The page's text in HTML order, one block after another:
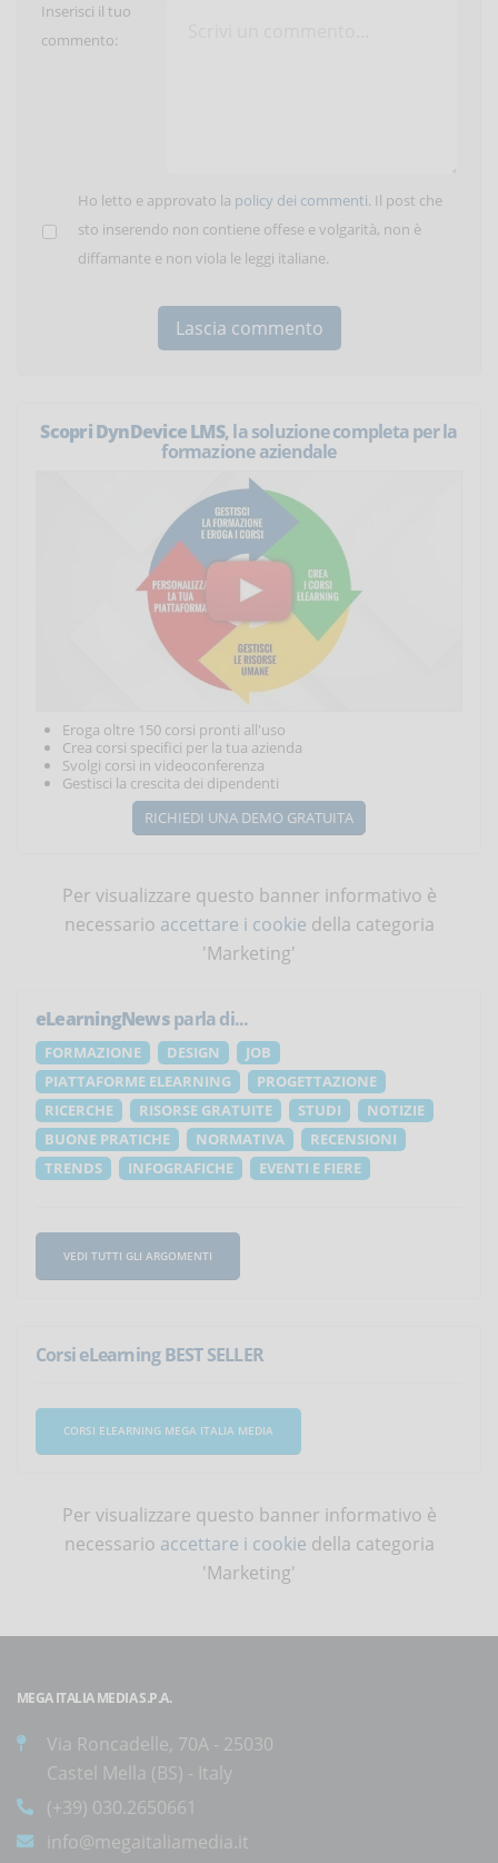
Inserisci il tuo
commento:
Ho letto e approvato la policy dei commenti. Il post che
sto inserendo non contiene offese e volgarità, non è
diffamante e non viola le leggi italiane.
Scopri DynDevice LMS, la soluzione completa per la
formazione aziendale
Eroga oltre 150 corsi pronti all'uso
Crea corsi specifici per la tua azienda
Svolgi corsi in videoconferenza
Gestisci la crescita dei dipendenti
RICHIEDI UNA DEMO GRATUITA
Per visualizzare questo banner informativo è
necessario accettare i cookie della categoria
'Marketing'
eLearningNewsparla di...
FORMAZIONE DESIGN
JOB
PIATTAFORME ELEARNING
PROGETTAZIONE
RICERCHE
RISORSE GRATUITE STUDI
NOTIZIE
BUONE PRATICHE
NORMATIVA
RECENSIONI
TRENDS
INFOGRAFICHE EVENTI E FIERE
VEDI TUTTI GLI ARGOMENTI
Corsi eLearning BEST SELLER
CORSI ELEARNING MEGA ITALIA MEDIA
Per visualizzare questo banner informativo è
necessario accettare i cookie della categoria
'Marketing'
MEGA ITALIA MEDIA S.P.A.
Via Roncadelle, 70A - 25030
Castel Mella (BS) - Italy
(+39) 030.2650661
info@megaitaliamedia.it